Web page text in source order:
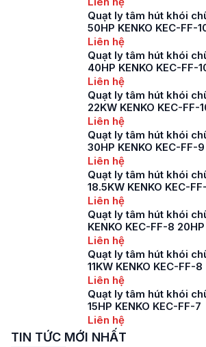
Quạt ly tâm hút khói
50HP KENKO KEC-FF-
Liên hệ
Quạt ly tâm hút khói
40HP KENKO KEC-FF-
Liên hệ
Quạt ly tâm hút khói
22KW KENKO KEC-FF-
Liên hệ
Quạt ly tâm hút khói
30HP KENKO KEC-FF-9
Liên hệ
Quạt ly tâm hút khói
18.5KW KENKO KEC-
Liên hệ
Quạt ly tâm hút khói
KENKO KEC-FF-8 20HP
Liên hệ
Quạt ly tâm hút khói
11KW KENKO KEC-FF-8
Liên hệ
Quạt ly tâm hút khói
15HP KENKO KEC-FF-7
Liên hệ
TIN TỨC MỚI NHẤT